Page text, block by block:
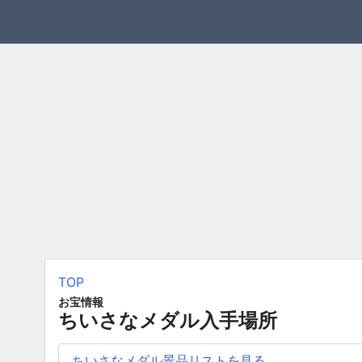
TOP
お宝情報
ちいさなメダル入手場所